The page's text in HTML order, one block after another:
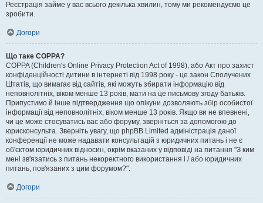
Реєстрація займе у вас всього декілька хвилин, тому ми рекомендуємо це
зробити.
Догори
Що таке COPPA?
COPPA (Children's Online Privacy Protection Act of 1998), або Акт про захист
конфіденційності дитини в інтернеті від 1998 року - це закон Сполучених
Штатів, що вимагає від сайтів, які можуть збирати інформацію від
неповнолітніх, віком менше 13 років, мати на це письмову згоду батьків.
Припустимо й інше підтвердження що опікуни дозволяють збір особистої
інформації від неповнолітніх, віком менше 13 років. Якщо ви не впевнені,
чи це може стосуватись вас або форуму, зверніться за допомогою до
юрисконсульта. Зверніть увагу, що phpBB Limited адміністрація даної
конференції не може надавати консультацій з юридичних питань і не є
об'єктом юридичних відносин, окрім вказаних у відповіді на питання "З ким
мені зв'язатись з питань некоректного використання і / або юридичних
питань, пов'язаних з цим форумом?".
Догори